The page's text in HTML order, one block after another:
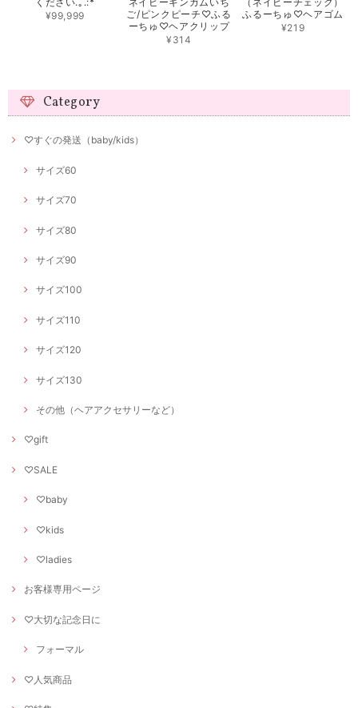
¥99,999
ご/ピンクピーチ♡ふる
ーちゅ♡ヘアクリップ
¥314
ふるーちゅ♡ヘアゴム
¥219
Category
♡すぐの発送（baby/kids）
サイズ60
サイズ70
サイズ80
サイズ90
サイズ100
サイズ110
サイズ120
サイズ130
その他（ヘアアクセサリーなど）
♡gift
♡SALE
♡baby
♡kids
♡ladies
お客様専用ページ
♡大切な記念日に
フォーマル
♡人気商品